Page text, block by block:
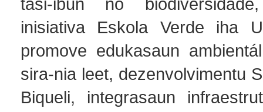
inisiativa Eskola Verde iha
promove edukasaun
sira-nia leet, dezenvolvimentu
Biqueli, integrasaun